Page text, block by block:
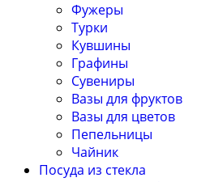
Фужеры
Турки
Кувшины
Графины
Сувениры
Вазы для фруктов
Вазы для цветов
Пепельницы
Чайник
Посуда из стекла